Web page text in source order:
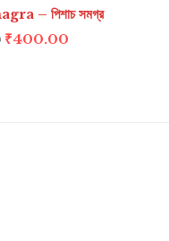
– পিশাচ সমগ্র
₹400.00